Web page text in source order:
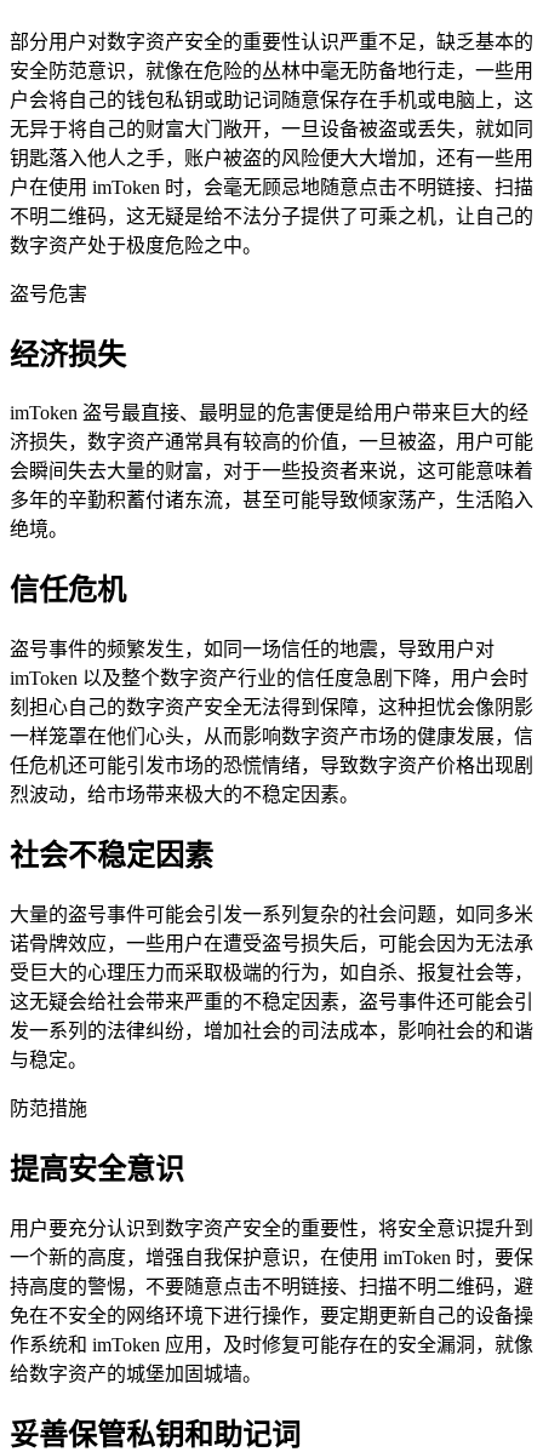
部分用户对数字资产安全的重要性认识严重不足，缺乏基本的
安全防范意识，就像在危险的丛林中毫无防备地行走，一些用
户会将自己的钱包私钥或助记词随意保存在手机或电脑上，这
无异于将自己的财富大门敞开，一旦设备被盗或丢失，就如同
钥匙落入他人之手，账户被盗的风险便大大增加，还有一些用
户在使用 imToken 时，会毫无顾忌地随意点击不明链接、扫描
不明二维码，这无疑是给不法分子提供了可乘之机，让自己的
数字资产处于极度危险之中。
盗号危害
经济损失
imToken 盗号最直接、最明显的危害便是给用户带来巨大的经
济损失，数字资产通常具有较高的价值，一旦被盗，用户可能
会瞬间失去大量的财富，对于一些投资者来说，这可能意味着
多年的辛勤积蓄付诸东流，甚至可能导致倾家荡产，生活陷入
绝境。
信任危机
盗号事件的频繁发生，如同一场信任的地震，导致用户对
imToken 以及整个数字资产行业的信任度急剧下降，用户会时
刻担心自己的数字资产安全无法得到保障，这种担忧会像阴影
一样笼罩在他们心头，从而影响数字资产市场的健康发展，信
任危机还可能引发市场的恐慌情绪，导致数字资产价格出现剧
烈波动，给市场带来极大的不稳定因素。
社会不稳定因素
大量的盗号事件可能会引发一系列复杂的社会问题，如同多米
诺骨牌效应，一些用户在遭受盗号损失后，可能会因为无法承
受巨大的心理压力而采取极端的行为，如自杀、报复社会等，
这无疑会给社会带来严重的不稳定因素，盗号事件还可能会引
发一系列的法律纠纷，增加社会的司法成本，影响社会的和谐
与稳定。
防范措施
提高安全意识
用户要充分认识到数字资产安全的重要性，将安全意识提升到
一个新的高度，增强自我保护意识，在使用 imToken 时，要保
持高度的警惕，不要随意点击不明链接、扫描不明二维码，避
免在不安全的网络环境下进行操作，要定期更新自己的设备操
作系统和 imToken 应用，及时修复可能存在的安全漏洞，就像
给数字资产的城堡加固城墙。
妥善保管私钥和助记词